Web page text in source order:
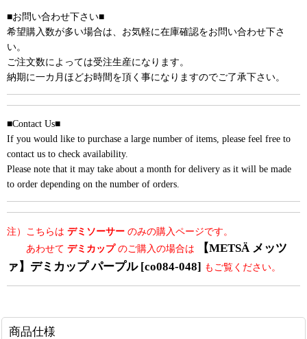
■お問い合わせ下さい■
希望購入数が多い場合は、お気軽に在庫確認をお問い合わせ下さ
い。
ご注文数によっては受注生産になります。
納期に一カ月ほどお時間を頂く事になりますのでご了承下さい。
■Contact Us■
If you would like to purchase a large number of items, please feel free to
contact us to check availability.
Please note that it may take about a month for delivery as it will be made
to order depending on the number of orders.
注）こちらは デミソーサー のみの購入ページです。
あわせて デミカップのご購入の場合は
【METSÄ メッツ
ァ】デミカップ パープル [co084-048] もご覧ください。
商品仕様